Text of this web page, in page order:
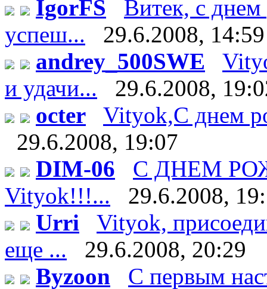
IgorFS
Витек, с
успеш...
29.6.2008, 14:59
andrey_500SWE
и удачи...
29.6.2008,
octer
Vityok,С днем
29.6.2008, 19:07
DIM-06
С ДНЕМ
Vityok!!!...
29.6.2008,
Urri
Vityok,
еще ...
29.6.2008, 20:29
Byzoon
С первым